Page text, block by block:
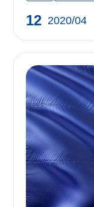
12 2020/04